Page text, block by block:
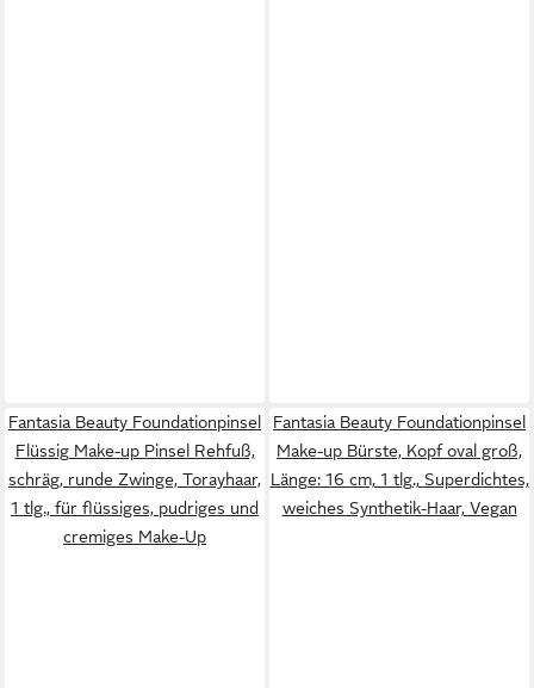
Fantasia Beauty Foundationpinsel
Flüssig Make-up Pinsel Rehfuß,
schräg, runde Zwinge, Torayhaar,
1 tlg., für flüssiges, pudriges und
cremiges Make-Up
Fantasia Beauty Foundationpinsel
Make-up Bürste, Kopf oval groß,
Länge: 16 cm, 1 tlg., Superdichtes,
weiches Synthetik-Haar, Vegan